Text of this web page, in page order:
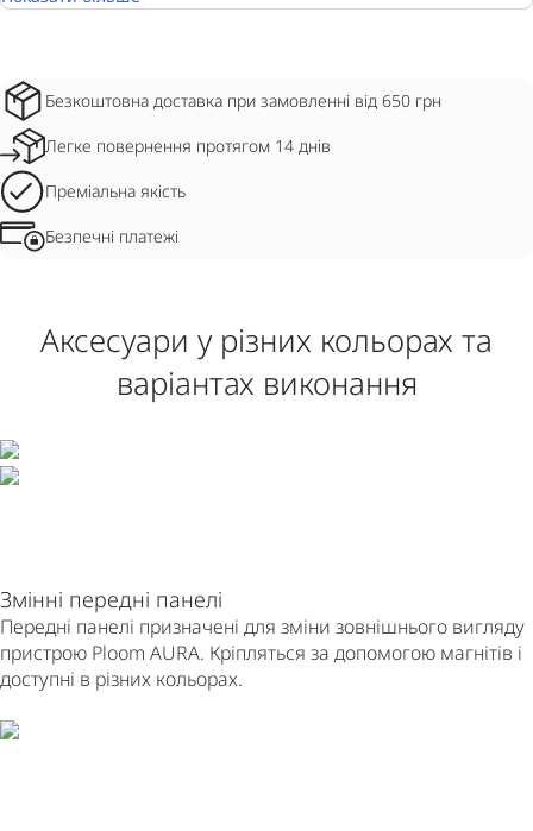
Безкоштовна доставка при замовленні від 650 грн
Легке повернення протягом 14 днів
Преміальна якість
Безпечні платежі
Аксесуари у різних кольорах та
варіантах виконання
Змінні передні панелі
Передні панелі призначені для зміни зовнішнього вигляду
пристрою Ploom AURA. Кріпляться за допомогою магнітів і
доступні в різних кольорах.